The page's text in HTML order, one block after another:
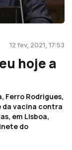
12 fev, 2021, 17:53
hoje a
Ferro Rodrigues,
da vacina contra
em Lisboa,
do